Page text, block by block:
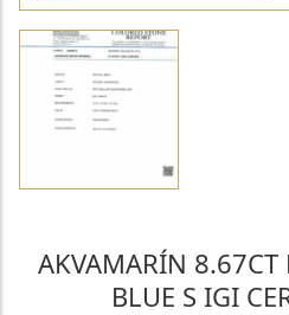
AKVAMARÍN 8.67CT
BLUE S IGI